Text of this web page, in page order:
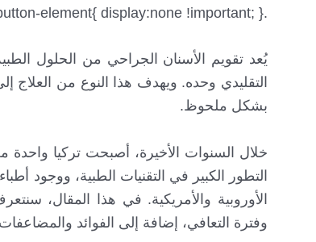
.floating_btn{ display:none !important; } .println-contact-form-button-element{ display:none !important; }
يُعد تقويم الأسنان الجراحي من الحلول
التقليدي وحده. ويهدف هذا النوع من العلاج
بشكل ملحوظ.
خلال السنوات الأخيرة، أصبحت تركيا
التطور الكبير في التقنيات الطبية، ووجود
الأوروبية والأمريكية. في هذا المقال،
وفترة التعافي، إضافة إلى الفوائد